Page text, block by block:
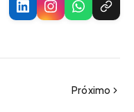
Próximo